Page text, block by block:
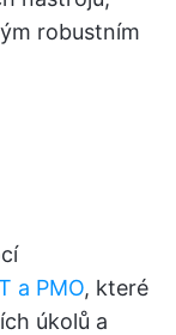
robustním
a PMO, které
úkolů a